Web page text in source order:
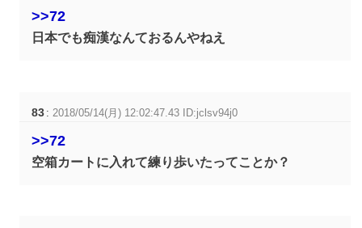
>>72
日本でも痴漢なんておるんやねえ
83 : 2018/05/14(月) 12:02:47.43 ID:jclsv94j0
>>72
空箱カートに入れて練り歩いたってことか？